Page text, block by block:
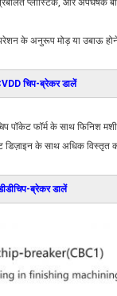
प्लास्टिक, और अपघर्षक
के अनुरूप मोड़ या उबाऊ होने
चिप-ब्रेकर डालें
पॉकेट फॉर्म के साथ फिनिश
डिज़ाइन के साथ अधिक
चिप-ब्रेकर डालें